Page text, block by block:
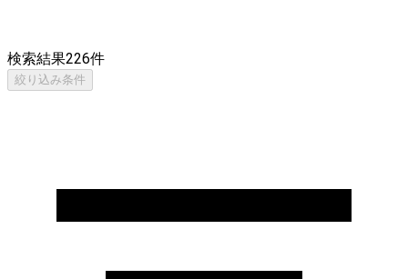
検索結果226件
絞り込み条件